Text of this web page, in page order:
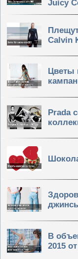
Juicy
Calvin
Цветы
Prada
В
2015